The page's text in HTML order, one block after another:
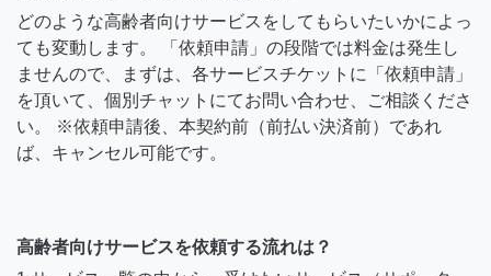
どのような高齢者向けサービスをしてもらいたいかによっ
ても変動します。 「依頼申請」の段階では料金は発生し
ませんので、まずは、各サービスチケットに「依頼申請」
を頂いて、個別チャットにてお問い合わせ、ご相談くださ
い。 ※依頼申請後、本契約前（前払い決済前）であれ
ば、キャンセル可能です。
高齢者向けサービスを依頼する流れは？